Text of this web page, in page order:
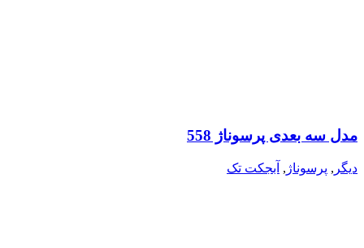
مدل سه بعدی پرسوناژ 558
دیگر , پرسوناژ , آبجکت تک